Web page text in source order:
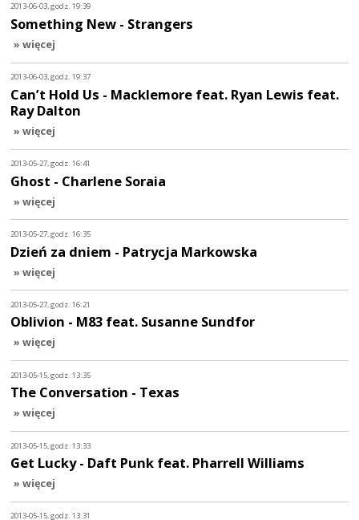
2013-06-03, godz. 19:39
Something New - Strangers
» więcej
2013-06-03, godz. 19:37
Can’t Hold Us - Macklemore feat. Ryan Lewis feat.
Ray Dalton
» więcej
2013-05-27, godz. 16:41
Ghost - Charlene Soraia
» więcej
2013-05-27, godz. 16:35
Dzień za dniem - Patrycja Markowska
» więcej
2013-05-27, godz. 16:21
Oblivion - M83 feat. Susanne Sundfor
» więcej
2013-05-15, godz. 13:35
The Conversation - Texas
» więcej
2013-05-15, godz. 13:33
Get Lucky - Daft Punk feat. Pharrell Williams
» więcej
2013-05-15, godz. 13:31